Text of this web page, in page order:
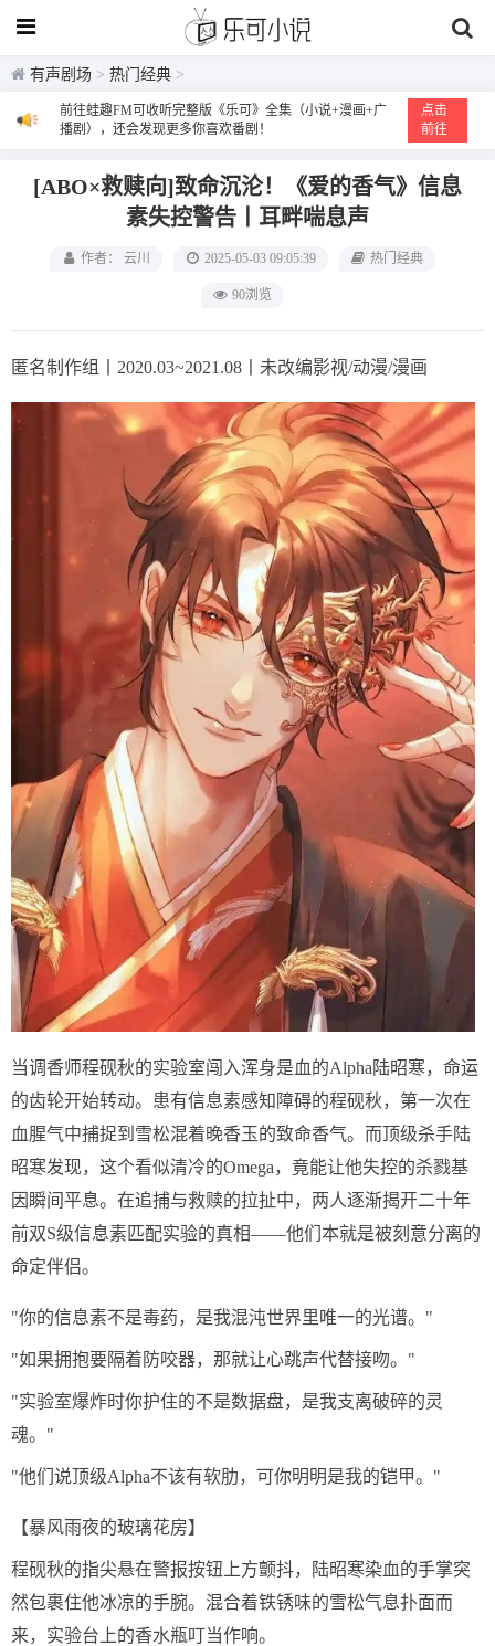
有声剧场 > 热门经典 >
前往蛙趣FM可收听完整版《乐可》全集（小说+漫画+广
播剧），还会发现更多你喜欢番剧！
点击
前往
[ABO×救赎向]致命沉沦！《爱的香气》信息
素失控警告丨耳畔喘息声
作者： 云川 2025-05-03 09:05:39 热门经典
90浏览
匿名制作组丨2020.03~2021.08丨未改编影视/动漫/漫画
当调香师程砚秋的实验室闯入浑身是血的Alpha陆昭寒，命运
的齿轮开始转动。患有信息素感知障碍的程砚秋，第一次在
血腥气中捕捉到雪松混着晚香玉的致命香气。而顶级杀手陆
昭寒发现，这个看似清冷的Omega，竟能让他失控的杀戮基
因瞬间平息。在追捕与救赎的拉扯中，两人逐渐揭开二十年
前双S级信息素匹配实验的真相——他们本就是被刻意分离的
命定伴侣。
"你的信息素不是毒药，是我混沌世界里唯一的光谱。"
"如果拥抱要隔着防咬器，那就让心跳声代替接吻。"
"实验室爆炸时你护住的不是数据盘，是我支离破碎的灵
魂。"
"他们说顶级Alpha不该有软肋，可你明明是我的铠甲。"
【暴风雨夜的玻璃花房】
程砚秋的指尖悬在警报按钮上方颤抖，陆昭寒染血的手掌突
然包裹住他冰凉的手腕。混合着铁锈味的雪松气息扑面而
来，实验台上的香水瓶叮当作响。